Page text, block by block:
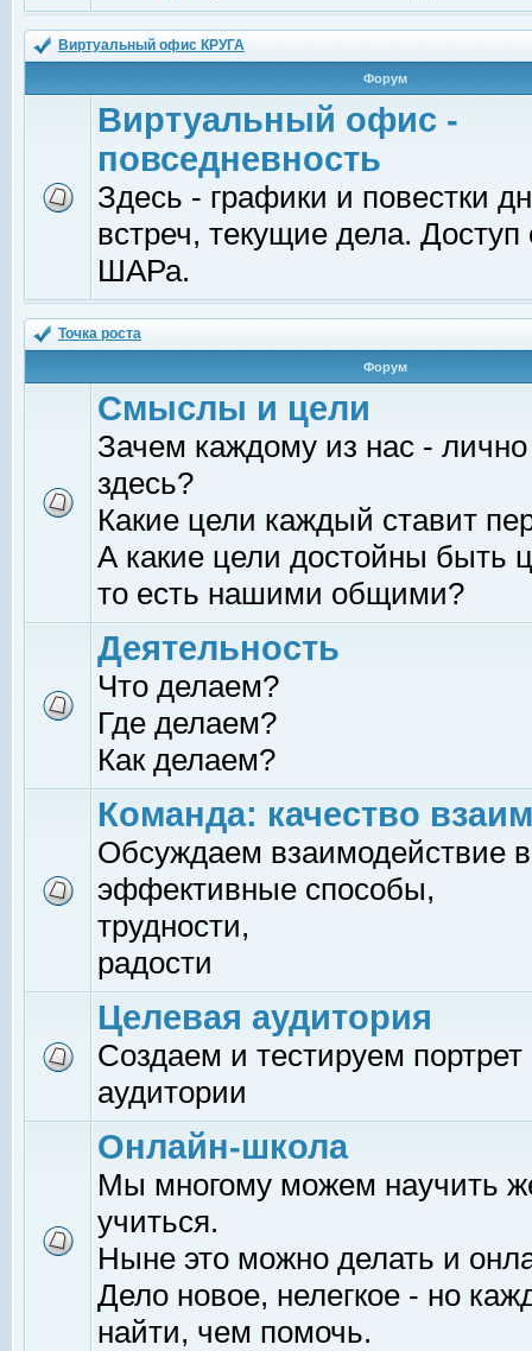
Виртуальный офис КРУГА
Форум
Виртуальный офис -
повседневность
Здесь - графики и повестки
встреч, текущие дела.
ШАРа.
Точка роста
Форум
Смыслы и цели
Зачем каждому из нас -
здесь?
Какие цели каждый ставит
А какие цели достойны быть
то есть нашими общими?
Деятельность
Что делаем?
Где делаем?
Как делаем?
Команда: качество
Обсуждаем взаимодействие
эффективные способы,
трудности,
радости
Целевая аудитория
Создаем и тестируем
аудитории
Онлайн-школа
Мы многому можем научить
учиться.
Ныне это можно делать и
Дело новое, нелегкое - но
найти, чем помочь.